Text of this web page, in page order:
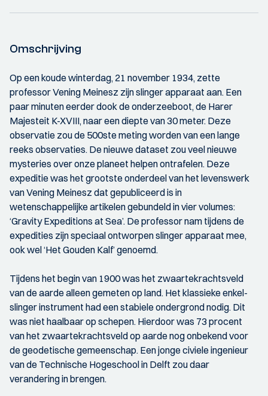
Omschrijving
Op een koude winterdag, 21 november 1934, zette
professor Vening Meinesz zijn slinger apparaat aan. Een
paar minuten eerder dook de onderzeeboot, de Harer
Majesteit K-XVIII, naar een diepte van 30 meter. Deze
observatie zou de 500ste meting worden van een lange
reeks observaties. De nieuwe dataset zou veel nieuwe
mysteries over onze planeet helpen ontrafelen. Deze
expeditie was het grootste onderdeel van het levenswerk
van Vening Meinesz dat gepubliceerd is in
wetenschappelijke artikelen gebundeld in vier volumes:
‘Gravity Expeditions at Sea’. De professor nam tijdens de
expedities zijn speciaal ontworpen slinger apparaat mee,
ook wel ‘Het Gouden Kalf’ genoemd.
Tijdens het begin van 1900 was het zwaartekrachtsveld
van de aarde alleen gemeten op land. Het klassieke enkel-
slinger instrument had een stabiele ondergrond nodig. Dit
was niet haalbaar op schepen. Hierdoor was 73 procent
van het zwaartekrachtsveld op aarde nog onbekend voor
de geodetische gemeenschap. Een jonge civiele ingenieur
van de Technische Hogeschool in Delft zou daar
verandering in brengen.